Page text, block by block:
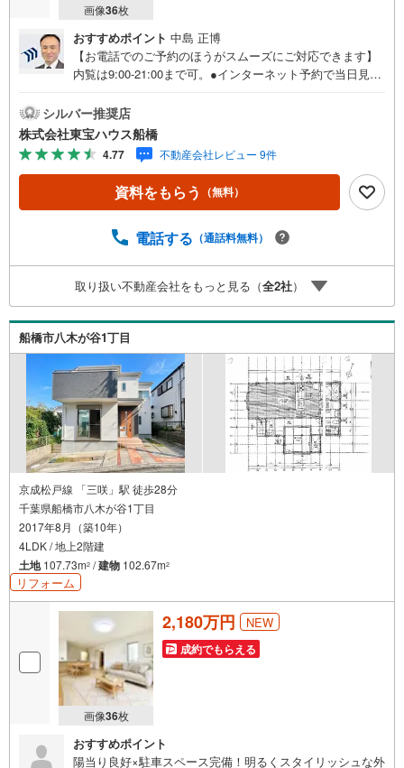
画像36枚
おすすめポイント 中島 正博
【お電話でのご予約のほうがスムーズにご対応できます】
内覧は9:00-21:00まで可。●インターネット予約で当日見学
（2）本日～4日以内をご希望の方は「ご要望・ご質問欄」
に希望日時をご記入ください！《-----物件の特徴-----》◆開
発分譲地内角地！本日ご見学できます◆LDK20帖超！床暖
房付き！------《東宝ハウス船橋のこだわり》スタッフ一
同、すべてのお客様に対して、自分の家族や仲の良い友人
に対するときと同じ気持ちで接客させていただいていま
ンやその他のサービスの内容にもご満足いただき、ご納得
携わる不動産ビジネスでは安全で安心な取引を実現するこ
とはプロとしての使命です。営業スタッフを管理職が常に
サポートする体制で、ダブルチェックはもちろん何度も報
告と確認を繰り返し、取引の安全性を追求しています。ご
覧いただきありがとうございます！
シルバー推奨店
株式会社東宝ハウス船橋
4.77 不動産会社レビュー 9件
資料をもらう （無料）
電話する （通話料無料）
取り扱い不動産会社をもっと見る（全2社）
船橋市八木が谷1丁目
京成松戸線 「三咲」駅 徒歩28分
千葉県船橋市八木が谷1丁目
2017年8月（築10年）
4LDK / 地上2階建
土地107.73m2 /建物 102.67m2
リフォーム
画像36枚
2,180万円 NEW
成約でもらえる
おすすめポイント
陽当り良好×駐車スペース完備！明るくスタイリッシュな外